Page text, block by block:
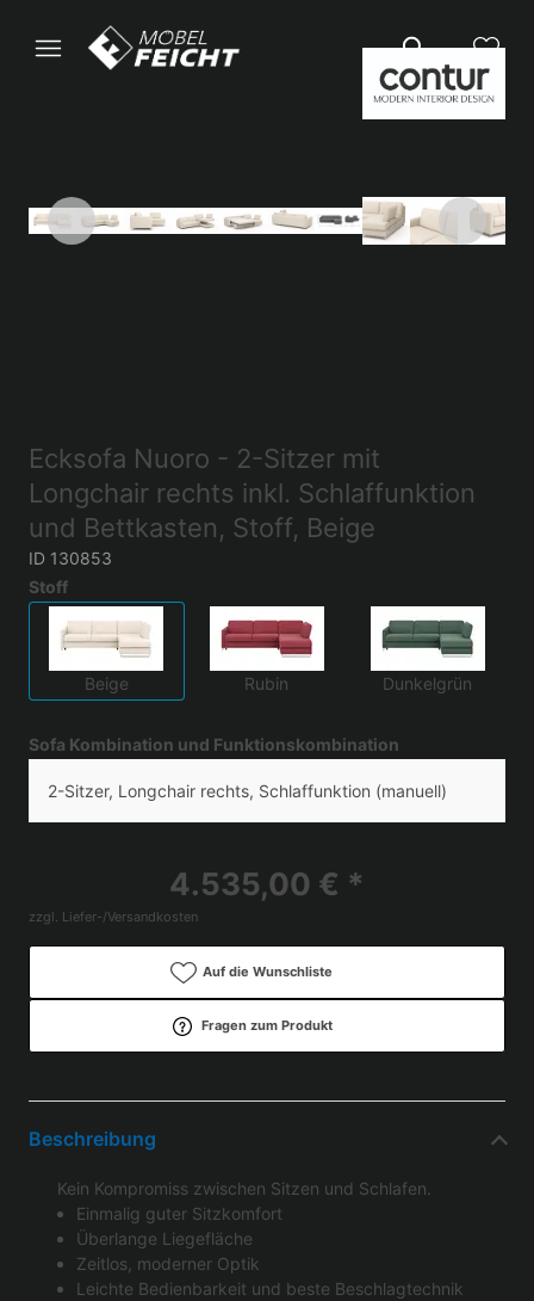
Ecksofa Nuoro - 2-Sitzer mit
Longchair rechts inkl. Schlaffunktion
und Bettkasten, Stoff, Beige
ID 130853
Stoff
Beige Rubin Dunkelgrün
Sofa Kombination und Funktionskombination
2-Sitzer, Longchair rechts, Schlaffunktion (manuell)
4.535,00 € *
zzgl. Liefer-/Versandkosten
Auf die Wunschliste
Fragen zum Produkt
Beschreibung
Kein Kompromiss zwischen Sitzen und Schlafen.
Einmalig guter Sitzkomfort
Überlange Liegefläche
Zeitlos, moderner Optik
Leichte Bedienbarkeit und beste Beschlagtechnik